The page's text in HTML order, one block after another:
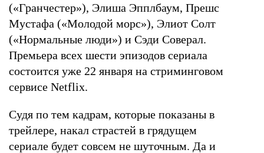
(«Гранчестер»), Элиша Эпплбаум, Прешс
Мустафа («Молодой морс»), Элиот Солт
(«Нормальные люди») и Сэди Соверал.
Премьера всех шести эпизодов сериала
состоится уже 22 января на стриминговом
сервисе Netflix.
Судя по тем кадрам, которые показаны в
трейлере, накал страстей в грядущем
сериале будет совсем не шуточным. Да и